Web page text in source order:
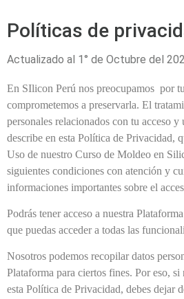
Políticas de
Actualizado al 1° de Octubre del
En SIlicon Perú nos preocupamos por
comprometemos a preservarla. El
personales relacionados con tu acceso y
describe en esta Política de Privacidad,
Uso de nuestro Curso de Moldeo en
siguientes condiciones con atención y
informaciones importantes sobre el
Podrás tener acceso a nuestra
que puedas acceder a todas las
Nosotros podemos recopilar datos
Plataforma para ciertos fines. Por eso, si
esta Política de Privacidad, debes dejar